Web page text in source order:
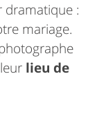
dramatique :
mariage.
lieu de